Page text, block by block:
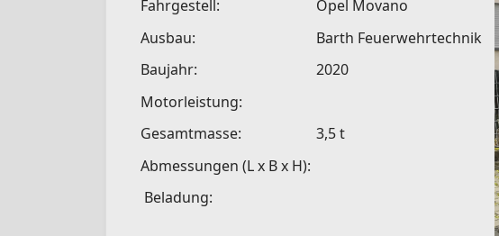
Fahrgestell:
Opel Movano
Ausbau:
Barth Feuerwehrtechnik
Baujahr:
2020
Motorleistung:
Gesamtmasse:
3,5 t
Abmessungen (L x B x H):
Beladung: